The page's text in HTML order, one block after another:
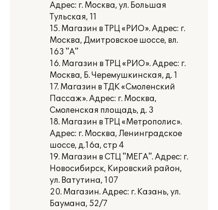
Адрес: г. Москва, ул. Большая
Тульская, 11
15. Магазин в ТРЦ «РИО». Адрес: г.
Москва, Дмитровское шоссе, вл.
163 "А"
16. Магазин в ТРЦ «РИО». Адрес: г.
Москва, Б. Черемушкинская, д. 1
17. Магазин в ТДК «Смоленский
Пассаж». Адрес: г. Москва,
Смоленская площадь, д. 3
18. Магазин в ТРЦ «Метрополис».
Адрес: г. Москва, Ленинградское
шоссе, д.16а, стр 4
19. Магазин в СТЦ "МЕГА". Адрес: г.
Новосибирск, Кировский район,
ул. Ватутина, 107
20. Магазин. Адрес: г. Казань, ул.
Баумана, 52/7